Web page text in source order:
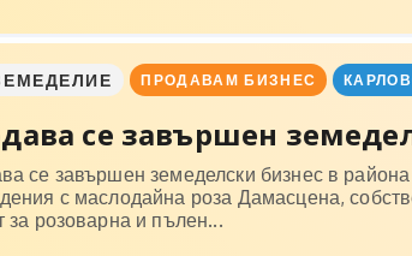
ПРОДАВАМ БИЗНЕС
се завършен
се завършен земеделски бизнес в
с маслодайна роза Дамасцена,
за розоварна и пълен...